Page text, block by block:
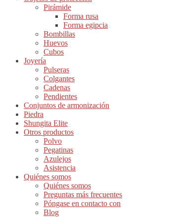
Pirámide
Forma rusa
Forma egipcia
Bombillas
Huevos
Cubos
Joyería
Pulseras
Colgantes
Cadenas
Pendientes
Conjuntos de armonización
Piedra
Shungita Elite
Otros productos
Polvo
Pegatinas
Azulejos
Asistencia
Quiénes somos
Quiénes somos
Preguntas más frecuentes
Póngase en contacto con
Blog